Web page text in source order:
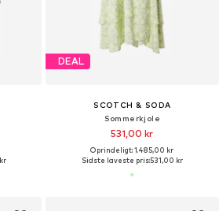
DEAL
SCOTCH & SODA
Sommerkjole
531,00 kr
Oprindeligt: 1.485,00 kr
Sidste laveste pris:531,00 kr